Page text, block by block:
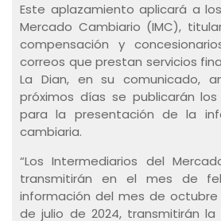
Este aplazamiento aplicará a
Mercado Cambiario (IMC),
compensación y
correos que prestan servicios
La Dian, en su comunicado,
próximos días se publicarán
para la presentación de la
cambiaria.
“Los Intermediarios del
transmitirán en el mes de
información del mes de octubre
de julio de 2024, transmitirán